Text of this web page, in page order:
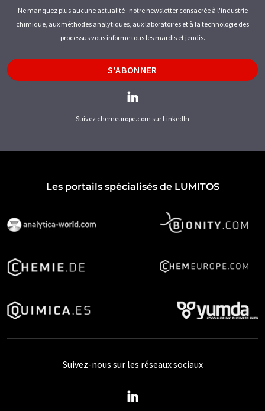
Ne manquez plus aucune actualité : notre newsletter consacrée à l'industrie
chimique, aux méthodes analytiques, aux laboratoires et à la technologie des
processus vous informe tous les mardis et jeudis.
S'ABONNER
Suivez chemeurope.com sur LinkedIn
Les portails spécialisés de LUMITOS
Suivez-nous sur les réseaux sociaux